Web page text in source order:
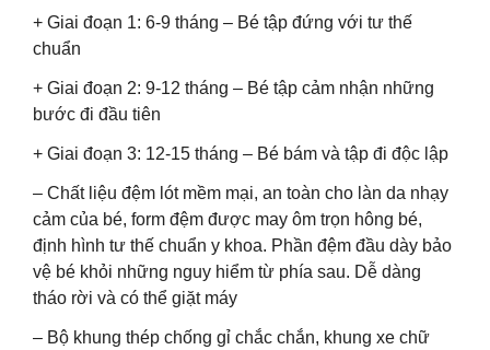
+ Giai đoạn 1: 6-9 tháng – Bé tập đứng với tư thế
chuẩn
+ Giai đoạn 2: 9-12 tháng – Bé tập cảm nhận những
bước đi đầu tiên
+ Giai đoạn 3: 12-15 tháng – Bé bám và tập đi độc lập
– Chất liệu đệm lót mềm mại, an toàn cho làn da nhạy
cảm của bé, form đệm được may ôm trọn hông bé,
định hình tư thế chuẩn y khoa. Phần đệm đầu dày bảo
vệ bé khỏi những nguy hiểm từ phía sau. Dễ dàng
tháo rời và có thể giặt máy
– Bộ khung thép chống gỉ chắc chắn, khung xe chữ